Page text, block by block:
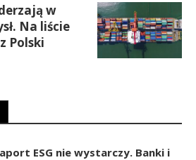
w
Na liście
Polski
ESG nie wystarczy. Banki i